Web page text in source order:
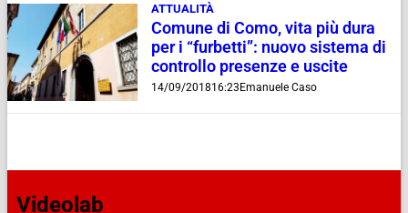
ATTUALITÀ
Comune di Como, vita più dura
per i “furbetti”: nuovo sistema di
controllo presenze e uscite
14/09/201816:23Emanuele Caso
Videolab